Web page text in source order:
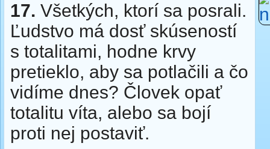
17. Všetkých, ktorí sa posrali.
Ľudstvo má dosť skúseností
s totalitami, hodne krvy
pretieklo, aby sa potlačili a čo
vidíme dnes? Človek opať
totalitu víta, alebo sa bojí
proti nej postaviť.